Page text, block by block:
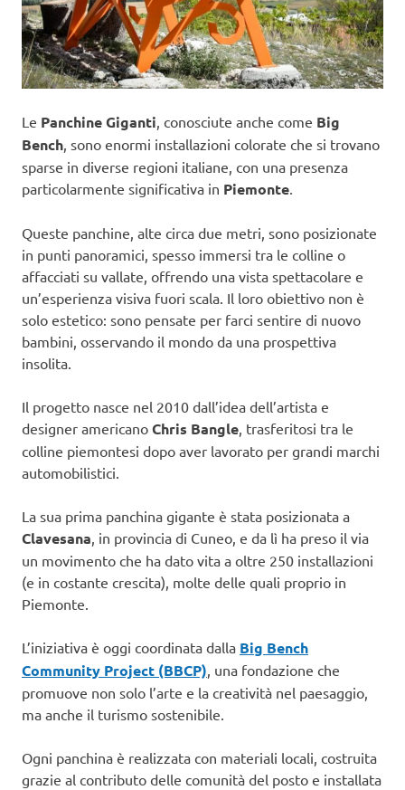
Le Panchine Giganti, conosciute anche come Big
Bench, sono enormi installazioni colorate che si trovano
sparse in diverse regioni italiane, con una presenza
particolarmente significativa in Piemonte.
Queste panchine, alte circa due metri, sono posizionate
in punti panoramici, spesso immersi tra le colline o
affacciati su vallate, offrendo una vista spettacolare e
un’esperienza visiva fuori scala. Il loro obiettivo non è
solo estetico: sono pensate per farci sentire di nuovo
bambini, osservando il mondo da una prospettiva
insolita.
Il progetto nasce nel 2010 dall’idea dell’artista e
designer americano Chris Bangle, trasferitosi tra le
colline piemontesi dopo aver lavorato per grandi marchi
automobilistici.
La sua prima panchina gigante è stata posizionata a
Clavesana, in provincia di Cuneo, e da lì ha preso il via
un movimento che ha dato vita a oltre 250 installazioni
(e in costante crescita), molte delle quali proprio in
Piemonte.
L’iniziativa è oggi coordinata dalla Big Bench
Community Project (BBCP), una fondazione che
promuove non solo l’arte e la creatività nel paesaggio,
ma anche il turismo sostenibile.
Ogni panchina è realizzata con materiali locali, costruita
grazie al contributo delle comunità del posto e installata